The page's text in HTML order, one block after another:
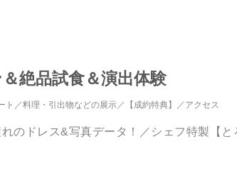
絶品試食＆演出体験
ト 料理・引出物などの展示 【成約特典】 アクセス
のドレス&写真データ！／シェフ特製【